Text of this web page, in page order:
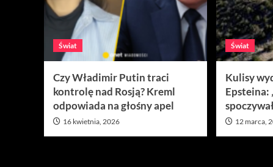
Świat
Czy Władimir Putin traci
kontrolę nad Rosją? Kreml
odpowiada na głośny apel
16 kwietnia, 2026
Świat
Kulisy
Epsteina:
12 marca,